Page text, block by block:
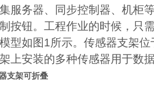
服务器、同步控制器、机柜
按钮。工程作业的时候，只
型如图 1所示。传感器支架位
上安装的多种传感器用于数
支架可折叠